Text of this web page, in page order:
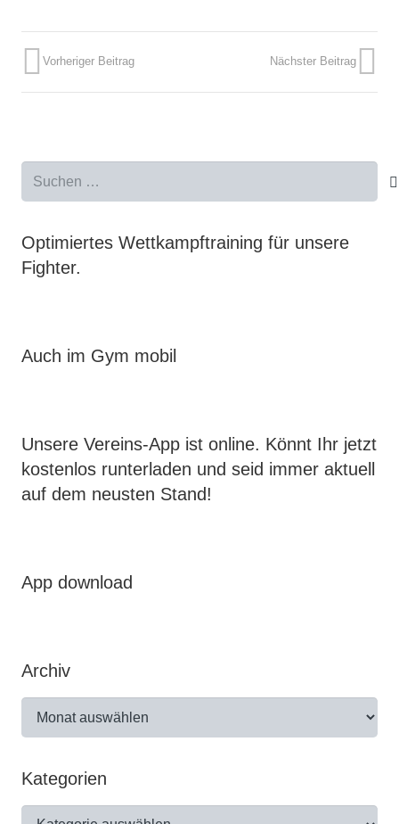
Vorheriger Beitrag Nächster Beitrag
Optimiertes Wettkampftraining für unsere
Fighter.
Auch im Gym mobil
Unsere Vereins-App ist online. Könnt Ihr jetzt
kostenlos runterladen und seid immer aktuell
auf dem neusten Stand!
App download
Archiv
Kategorien